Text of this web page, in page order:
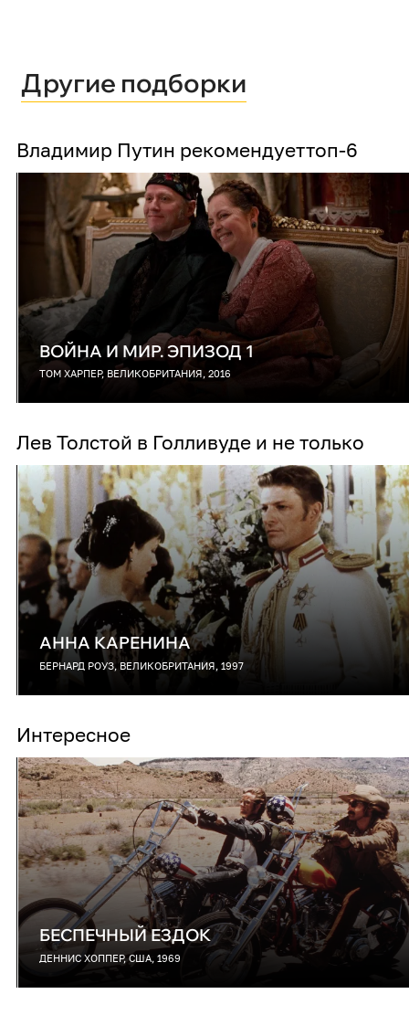
Другие подборки
Владимир Путин рекомендуеттоп-6
ВОЙНА И МИР. ЭПИЗОД 1
ТОМ ХАРПЕР, ВЕЛИКОБРИТАНИЯ, 2016
Лев Толстой в Голливуде и не только
АННА КАРЕНИНА
БЕРНАРД РОУЗ, ВЕЛИКОБРИТАНИЯ, 1997
Интересное
БЕСПЕЧНЫЙ ЕЗДОК
ДЕННИС ХОППЕР, США, 1969